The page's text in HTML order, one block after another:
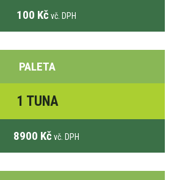
100 Kč vč. DPH
PALETA
1 TUNA
8900 Kč vč. DPH